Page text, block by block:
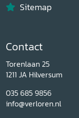
Sitemap
Contact
Torenlaan 25
1211 JA Hilversum
035 685 9856
info@verloren.nl